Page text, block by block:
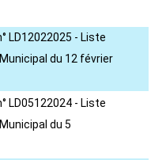
LD12022025 - Liste
du 12 février
LD05122024 - Liste
du 5